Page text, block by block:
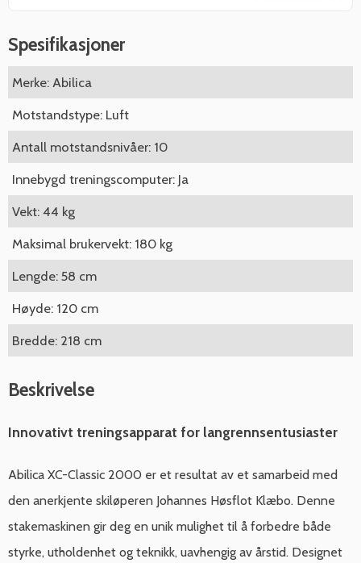
Spesifikasjoner
Merke: Abilica
Motstandstype: Luft
Antall motstandsnivåer: 10
Innebygd treningscomputer: Ja
Vekt: 44 kg
Maksimal brukervekt: 180 kg
Lengde: 58 cm
Høyde: 120 cm
Bredde: 218 cm
Beskrivelse
Innovativt treningsapparat for langrennsentusiaster
Abilica XC-Classic 2000 er et resultat av et samarbeid med
den anerkjente skiløperen Johannes Høsflot Klæbo. Denne
stakemaskinen gir deg en unik mulighet til å forbedre både
styrke, utholdenhet og teknikk, uavhengig av årstid. Designet